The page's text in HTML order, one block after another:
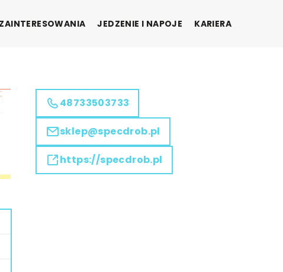
JEDZENIE I NAPOJE KARIERA
48733503733
sklep@specdrob.pl
https://specdrob.pl